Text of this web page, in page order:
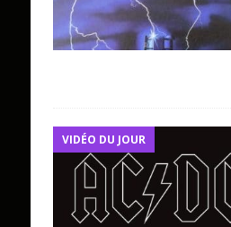
VIDÉO DU JOUR